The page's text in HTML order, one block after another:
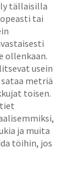
tällaisilla
tai
ollenkaan.
usein
metriä
toisen.
ja muita
töihin, jos